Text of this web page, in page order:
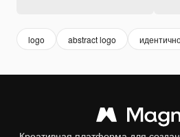
logo abstract logo